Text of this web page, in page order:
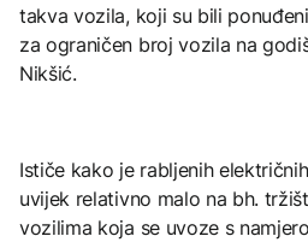
takva vozila, koji su bili
za ograničen broj vozila na
Nikšić.
Ističe kako je rabljenih
uvijek relativno malo na bh.
vozilima koja se uvoze s